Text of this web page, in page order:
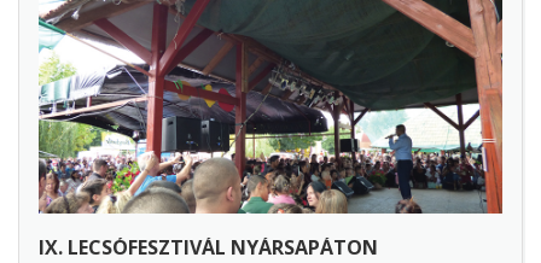
IX. LECSÓFESZTIVÁL NYÁRSAPÁTON